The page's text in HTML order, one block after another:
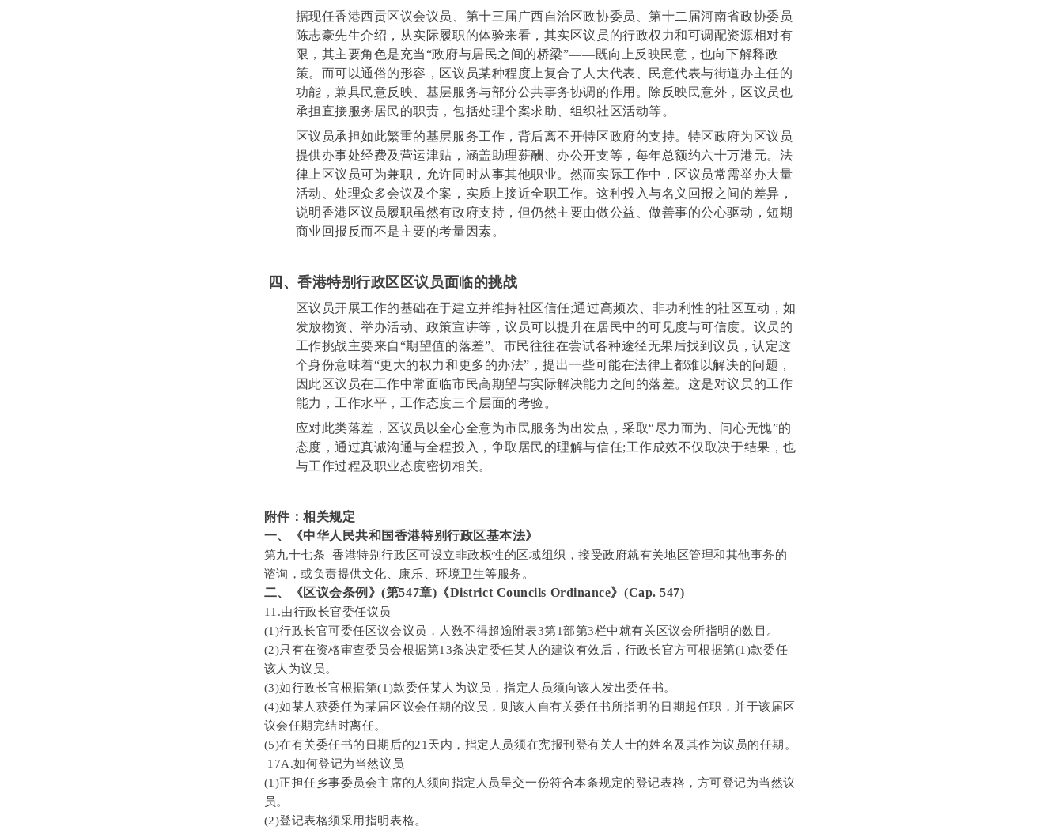
据现任香港西贡区议会议员、第十三届广西自治区政协委员、第十二届河南省政协委员
陈志豪先生介绍，从实际履职的体验来看，其实区议员的行政权力和可调配资源相对有
限，其主要角色是充当“政府与居民之间的桥梁”——既向上反映民意，也向下解释政
策。而可以通俗的形容，区议员某种程度上复合了人大代表、民意代表与街道办主任的
功能，兼具民意反映、基层服务与部分公共事务协调的作用。除反映民意外，区议员也
承担直接服务居民的职责，包括处理个案求助、组织社区活动等。
区议员承担如此繁重的基层服务工作，背后离不开特区政府的支持。特区政府为区议员
提供办事处经费及营运津贴，涵盖助理薪酬、办公开支等，每年总额约六十万港元。法
律上区议员可为兼职，允许同时从事其他职业。然而实际工作中，区议员常需举办大量
活动、处理众多会议及个案，实质上接近全职工作。这种投入与名义回报之间的差异，
说明香港区议员履职虽然有政府支持，但仍然主要由做公益、做善事的公心驱动，短期
商业回报反而不是主要的考量因素。
四、香港特别行政区区议员面临的挑战
区议员开展工作的基础在于建立并维持社区信任;通过高频次、非功利性的社区互动，如
发放物资、举办活动、政策宣讲等，议员可以提升在居民中的可见度与可信度。议员的
工作挑战主要来自“期望值的落差”。市民往往在尝试各种途径无果后找到议员，认定这
个身份意味着“更大的权力和更多的办法”，提出一些可能在法律上都难以解决的问题，
因此区议员在工作中常面临市民高期望与实际解决能力之间的落差。这是对议员的工作
能力，工作水平，工作态度三个层面的考验。
应对此类落差，区议员以全心全意为市民服务为出发点，采取“尽力而为、问心无愧”的
态度，通过真诚沟通与全程投入，争取居民的理解与信任;工作成效不仅取决于结果，也
与工作过程及职业态度密切相关。
附件：相关规定
一、《中华人民共和国香港特别行政区基本法》
第九十七条 香港特别行政区可设立非政权性的区域组织，接受政府就有关地区管理和其他事务的
谘询，或负责提供文化、康乐、环境卫生等服务。
二、《区议会条例》(第547章)《District Councils Ordinance》(Cap. 547)
11.由行政长官委任议员
(1)行政长官可委任区议会议员，人数不得超逾附表3第1部第3栏中就有关区议会所指明的数目。
(2)只有在资格审查委员会根据第13条决定委任某人的建议有效后，行政长官方可根据第(1)款委任
该人为议员。
(3)如行政长官根据第(1)款委任某人为议员，指定人员须向该人发出委任书。
(4)如某人获委任为某届区议会任期的议员，则该人自有关委任书所指明的日期起任职，并于该届区
议会任期完结时离任。
(5)在有关委任书的日期后的21天内，指定人员须在宪报刊登有关人士的姓名及其作为议员的任期。
17A.如何登记为当然议员
(1)正担任乡事委员会主席的人须向指定人员呈交一份符合本条规定的登记表格，方可登记为当然议
员。
(2)登记表格须采用指明表格。